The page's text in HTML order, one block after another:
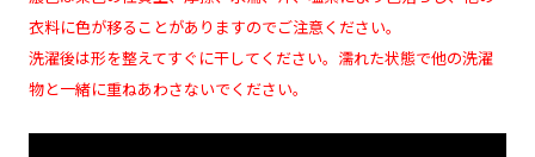
衣料に色が移ることがありますのでご注意ください。
洗濯後は形を整えてすぐに干してください。濡れた状態で他の洗濯
物と一緒に重ねあわさないでください。